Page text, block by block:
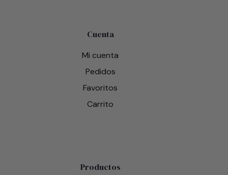
Cuenta
Mi cuenta
Pedidos
Favoritos
Carrito
Productos